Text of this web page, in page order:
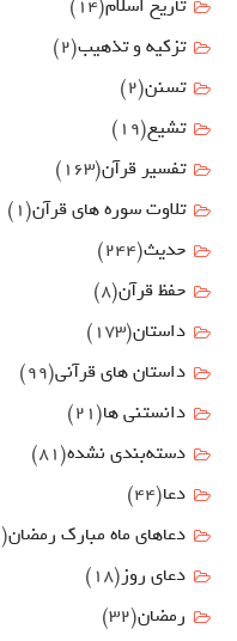
تاریخ اسلام(14)
تزکیه و تذهیب(2)
تسنن(2)
تشیع(19)
تفسیر قرآن(163)
تلاوت سوره های قرآن(1)
حدیث(244)
حفظ قرآن(8)
داستان(173)
داستان های قرآنی(99)
دانستنی ها(21)
دسته‌بندی نشده(81)
دعا(44)
دعاهای ماه مبارک رمضان(31)
دعای روز(18)
رمضان(32)